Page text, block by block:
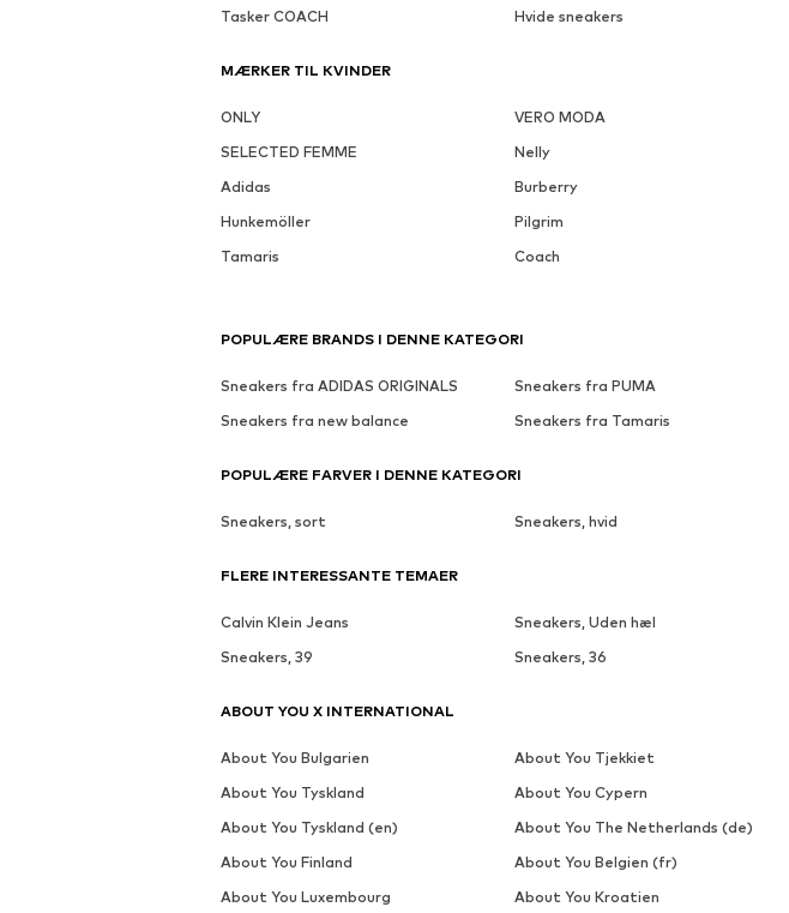
Tasker COACH
Hvide sneakers
MÆRKER TIL KVINDER
ONLY VERO MODA
SELECTED FEMME
Nelly
Adidas
Burberry
Hunkemöller
Pilgrim
Tamaris
Coach
POPULÆRE BRANDS I DENNE KATEGORI
Sneakers fra ADIDAS ORIGINALS Sneakers fra PUMA
Sneakers fra new balance
Sneakers fra Tamaris
POPULÆRE FARVER I DENNE KATEGORI
Sneakers, sort Sneakers, hvid
FLERE INTERESSANTE TEMAER
Calvin Klein Jeans Sneakers, Uden hæl
Sneakers, 39
Sneakers, 36
ABOUT YOU X INTERNATIONAL
About You Bulgarien About You Tjekkiet
About You Tyskland
About You Cypern
About You Tyskland (en)
About You The Netherlands (de)
About You Finland
About You Belgien (fr)
About You Luxembourg
About You Kroatien